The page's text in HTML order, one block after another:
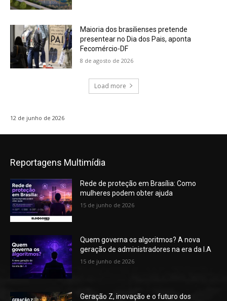
Maioria dos brasilienses pretende
presentear no Dia dos Pais, aponta
Fecomércio-DF
8 de agosto de 2026
Load more
12 de junho de 2026
Reportagens Multimídia
Rede de proteção em Brasília: Como
mulheres podem obter ajuda
15 de junho de 2026
Quem governa os algoritmos? A nova
geração de administradores na era da I.A
15 de junho de 2026
Geração Z, inovação e o futuro dos